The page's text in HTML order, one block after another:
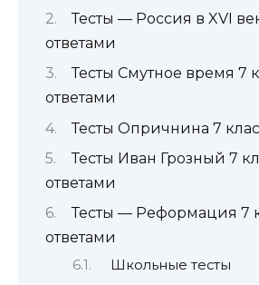
Тесты — Россия в XVI
ответами
Тесты Смутное время 7
ответами
Тесты Опричнина 7
Тесты Иван Грозный 7
ответами
Тесты — Реформация 7
ответами
Школьные тесты